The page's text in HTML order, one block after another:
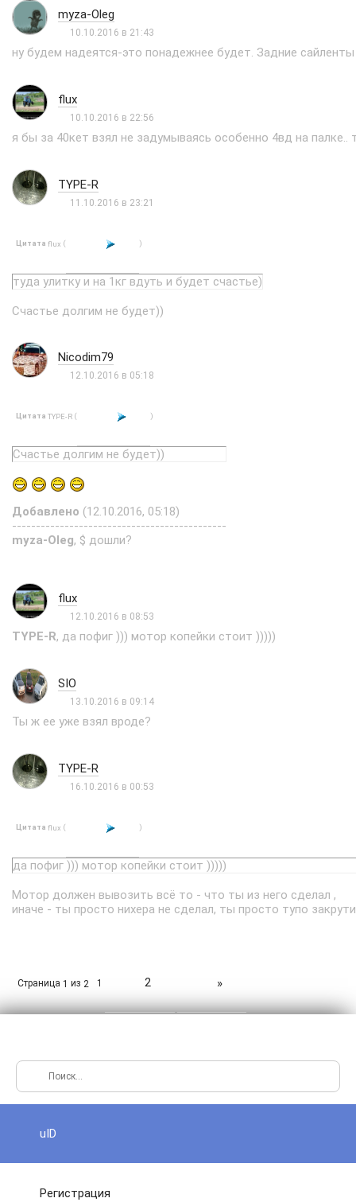
myza-Oleg
10.10.2016 в 21:43
ну будем надеятся-это понадежнее будет. Задние
flux
10.10.2016 в 22:56
я бы за 40кет взял не задумываясь особенно 4вд на палке..
TYPE-R
11.10.2016 в 23:21
Цитата flux ( )
туда улитку и на 1кг вдуть и будет счастье)
Счастье долгим не будет))
Nicodim79
12.10.2016 в 05:18
Цитата TYPE-R ( )
Счастье долгим не будет))
Добавлено (12.10.2016, 05:18)
---------------------------------------------
myza-Oleg, $ дошли?
flux
12.10.2016 в 08:53
TYPE-R, да пофиг ))) мотор копейки стоит )))))
SIO
13.10.2016 в 09:14
Ты ж ее уже взял вроде?
TYPE-R
16.10.2016 в 00:53
Цитата flux ( )
да пофиг ))) мотор копейки стоит )))))
Мотор должен вывозить всё то - что ты из него сделал ,
иначе - ты просто нихера не сделал, ты просто тупо
Страница 1 из 2 1 2 »
uID
Регистрация